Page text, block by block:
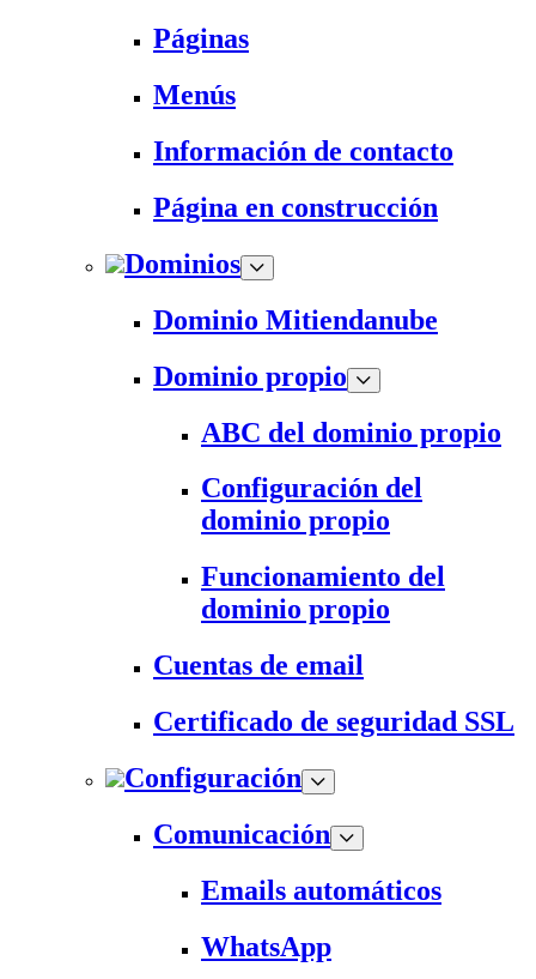
Páginas
Menús
Información de contacto
Página en construcción
Dominios
Dominio Mitiendanube
Dominio propio
ABC del dominio propio
Configuración del
dominio propio
Funcionamiento del
dominio propio
Cuentas de email
Certificado de seguridad SSL
Configuración
Comunicación
Emails automáticos
WhatsApp